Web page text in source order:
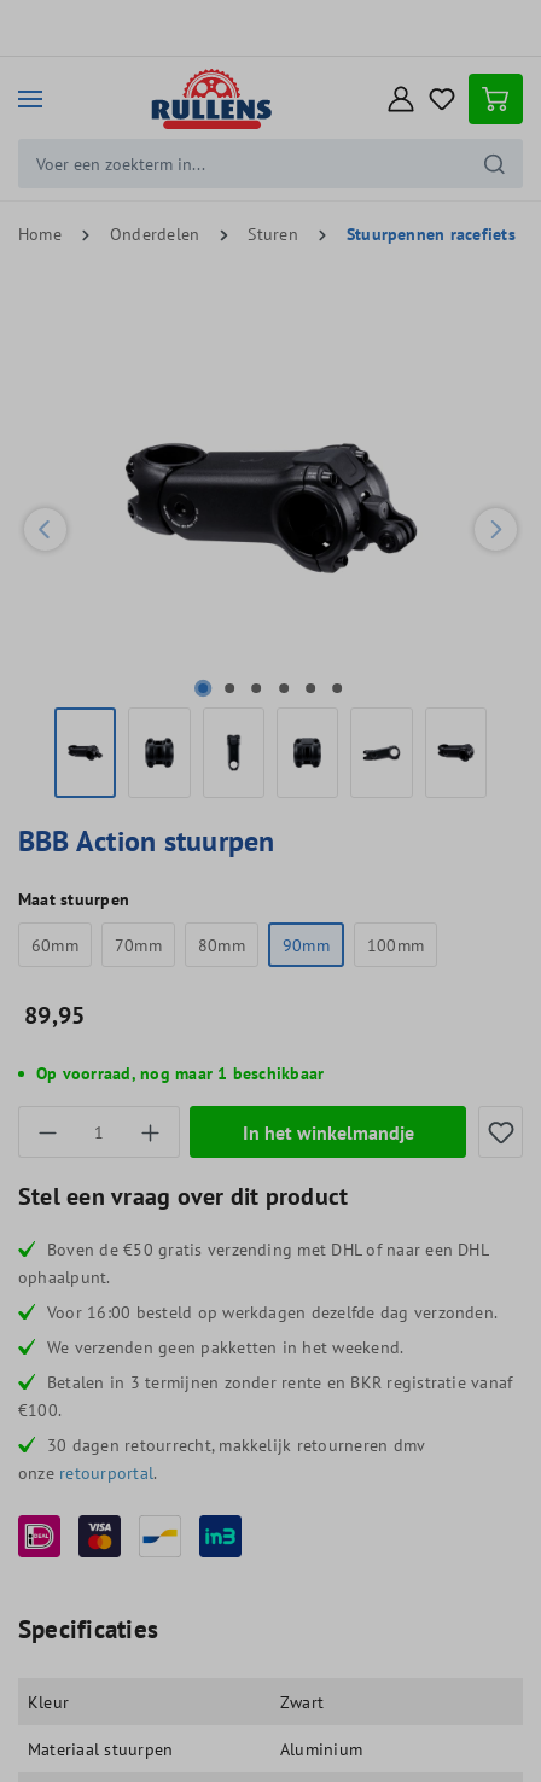
Home Onderdelen Sturen Stuurpennen racefiets
BBB Action stuurpen
Maat stuurpen
60mm
70mm 80mm 90mm 100mm
89,95
Op voorraad, nog maar 1 beschikbaar
Producthoeveelheid: Voer de gewenste
In het winkelmandje
Stel een vraag over dit product
Boven de €50 gratis verzending met DHL of naar een DHL
ophaalpunt.
Voor 16:00 besteld op werkdagen dezelfde dag verzonden.
We verzenden geen pakketten in het weekend.
Betalen in 3 termijnen zonder rente en BKR registratie vanaf
€100.
30 dagen retourrecht, makkelijk retourneren dmv
onze retourportal.
Specificaties
Kleur Zwart
Materiaal stuurpen Aluminium